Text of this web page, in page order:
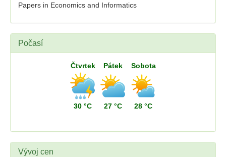
Papers in Economics and Informatics
Počasí
Čtvrtek
30 °C
Pátek
27 °C
Sobota
28 °C
Vývoj cen